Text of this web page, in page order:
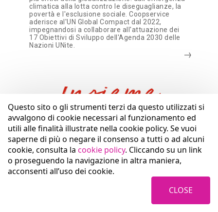
Questo sito o gli strumenti terzi da questo utilizzati si
avvalgono di cookie necessari al funzionamento ed
utili alle finalità illustrate nella cookie policy. Se vuoi
saperne di più o negare il consenso a tutti o ad alcuni
cookie, consulta la cookie policy. Cliccando su un link
o proseguendo la navigazione in altra maniera,
acconsenti all’uso dei cookie.
CLOSE
climatica alla lotta contro le diseguaglianze, la
povertà e l'esclusione sociale. Coopservice
aderisce al'UN Global Compact dal 2022,
impegnandosi a collaborare all'attuazione dei
17 Obiettivi di Sviluppo dell'Agenda 2030 delle
Nazioni UNite.